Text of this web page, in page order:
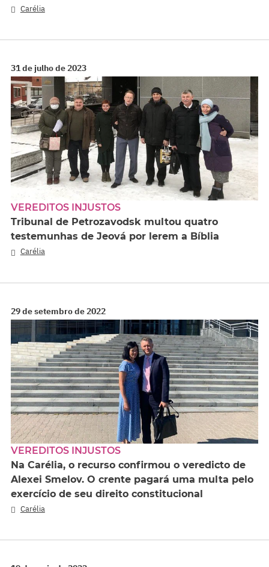
Carélia
31 de julho de 2023
VEREDITOS INJUSTOS
Tribunal de Petrozavodsk multou quatro
testemunhas de Jeová por lerem a Bíblia
Carélia
29 de setembro de 2022
VEREDITOS INJUSTOS
Na Carélia, o recurso confirmou o veredicto de
Alexei Smelov. O crente pagará uma multa pelo
exercício de seu direito constitucional
Carélia